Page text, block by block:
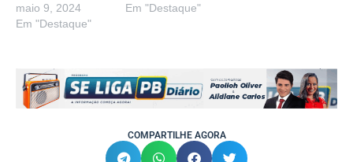
maio 9, 2024
Em "Destaque"
Em "Destaque"
COMPARTILHE AGORA